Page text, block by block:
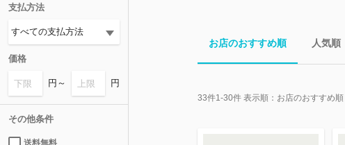
お店のおすすめ順 人気順
33件1-30件 表示順： お店のおすすめ順
支払方法
価格
円～ 円
その他条件
送料無料